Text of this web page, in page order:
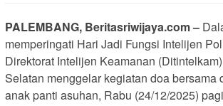
PALEMBANG, Beritasriwijaya.com –
memperingati Hari Jadi Fungsi Intelijen
Direktorat Intelijen Keamanan
Selatan menggelar kegiatan doa bersama
anak panti asuhan, Rabu (24/12/2025)